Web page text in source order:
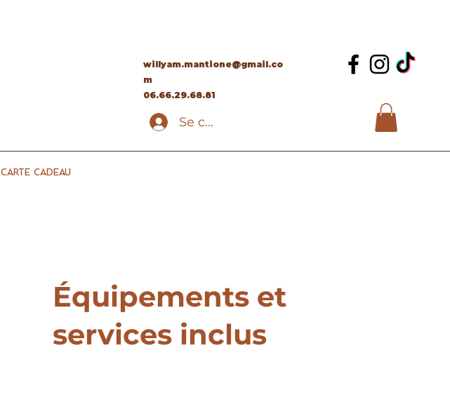
willyam.mantione@gmail.co
m
06.66.29.68.81
Se connecter
Carte cadeau
Équipements et
services inclus